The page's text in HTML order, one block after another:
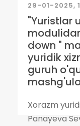
29-01-2025,
"Yuristlar
down "
yuridik
guruh
Xorazm
Panayeva